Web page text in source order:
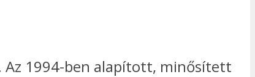
Az 1994-ben alapított, minősített